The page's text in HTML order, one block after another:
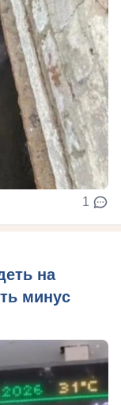
1
на
минус